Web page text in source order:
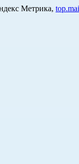
Метрика,